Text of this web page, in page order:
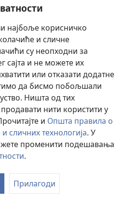
најбоље корисничко
и сличне
су неопходни за
и не можете их
или отказати додатне
да бисмо побољшали
Ништа од тих
нити користити у
и Општа правила о
сличних технологија. У
променити подешавања
.
Прилагоди
and Tract Society of Pennsylvania.